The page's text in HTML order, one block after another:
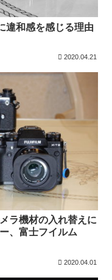
違和感を感じる理由
2020.04.21
ラ機材の入れ替えに
、富士フイルム
2020.04.01